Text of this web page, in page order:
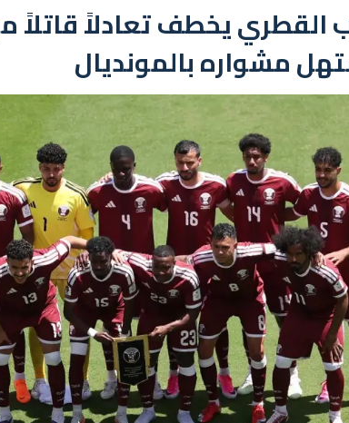
القطري يخطف تعادلاً قاتلاً
مشواره بالمونديال